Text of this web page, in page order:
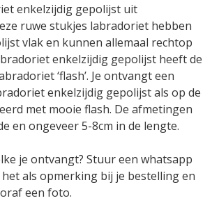
enkelzijdig gepolijst uit
ruwe stukjes labradoriet hebben
vlak en kunnen allemaal rechtop
enkelzijdig gepolijst heeft de
‘flash’. Je ontvangt een
enkelzijdig gepolijst als op de
met mooie flash. De afmetingen
en ongeveer 5-8cm in de lengte.
je ontvangt? Stuur een whatsapp
als opmerking bij je bestelling en
een foto.